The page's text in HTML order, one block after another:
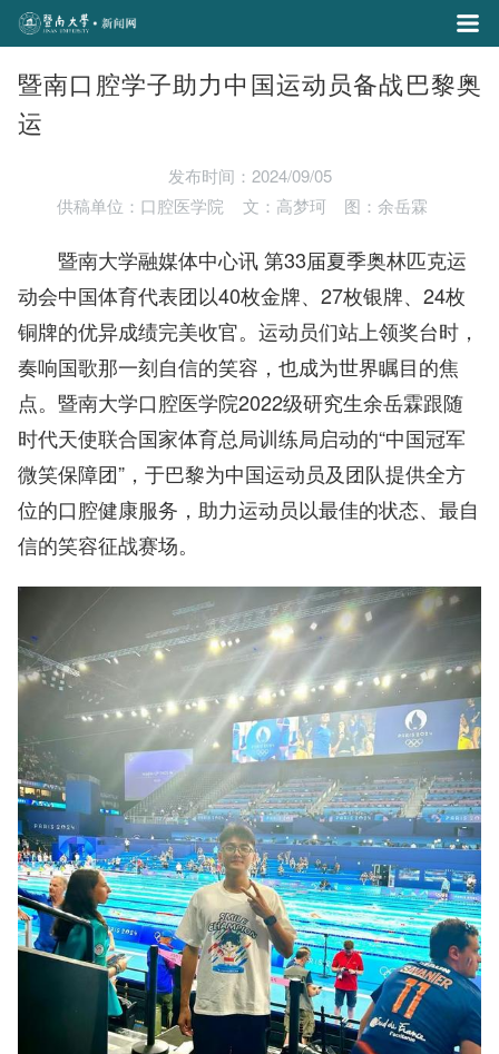
暨南口腔学子助力中国运动员备战巴黎奥
运
发布时间：2024/09/05
供稿单位：口腔医学院
文：高梦珂 图：余岳霖
暨南大学融媒体中心讯 第33届夏季奥林匹克运
动会中国体育代表团以40枚金牌、27枚银牌、24枚
铜牌的优异成绩完美收官。 运动员们站上领奖台时，
奏响国歌那一刻自信的笑容，也成为世界瞩目的焦
点。暨南大学口腔医学院2022级研究生余岳霖跟随
时代天使联合国家体育总局训练局启动的“中国冠军
微笑保障团”，于巴黎为中国运动员及团队提供全方
位的口腔健康服务，助力运动员以最佳的状态、最自
信的笑容征战赛场。